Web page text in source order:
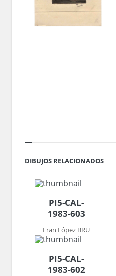
DIBUJOS RELACIONADOS
PI5-CAL-
1983-603
Fran López BRU
PI5-CAL-
1983-602